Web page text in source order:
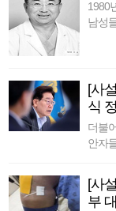
1980
남성
[사
식
더불
안자
[사
부